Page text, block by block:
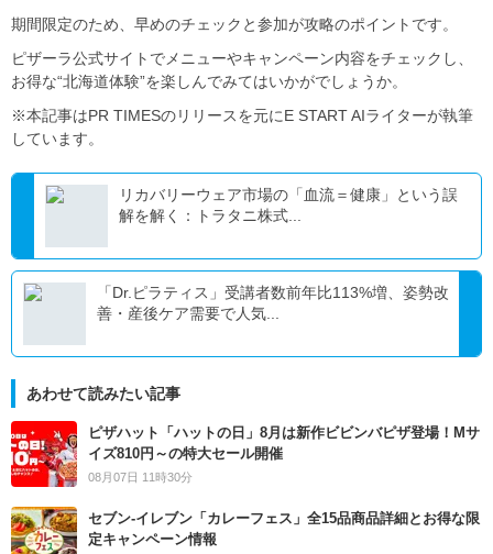
期間限定のため、早めのチェックと参加が攻略のポイントです。
ピザーラ公式サイトでメニューやキャンペーン内容をチェックし、
お得な“北海道体験”を楽しんでみてはいかがでしょうか。
※本記事はPR TIMESのリリースを元にE START AIライターが執筆
しています。
リカバリーウェア市場の「血流＝健康」という誤
解を解く：トラタニ株式...
「Dr.ピラティス」受講者数前年比113%増、姿勢改
善・産後ケア需要で人気...
あわせて読みたい記事
ピザハット「ハットの日」8月は新作ビビンバピザ登場！Mサ
イズ810円～の特大セール開催
08月07日 11時30分
セブン‐イレブン「カレーフェス」全15品商品詳細とお得な限
定キャンペーン情報